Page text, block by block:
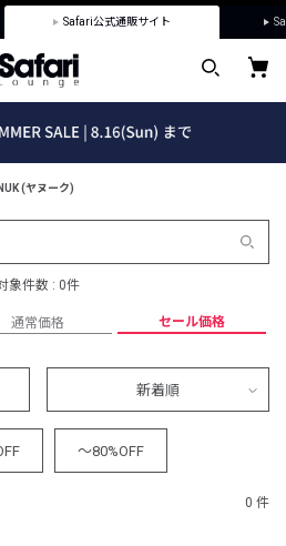
Safari公式通販サイト
(ヤヌーク)
象件数 : 0件
通常価格 セール価格
新着順
～80%OFF
0 件